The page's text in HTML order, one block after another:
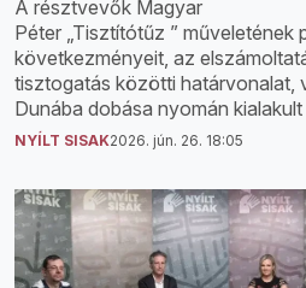
A résztvevők Magyar
Péter „Tisztítótűz ” műveletének
következményeit, az
tisztogatás közötti határvonalat,
Dunába dobása nyomán
NYÍLT SISAK2026. jún. 26. 18:05